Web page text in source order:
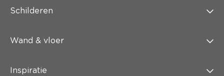
Schilderen
Wand & vloer
Inspiratie